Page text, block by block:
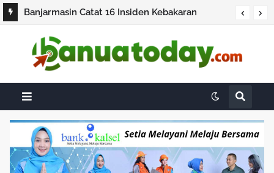
Banjarmasin Catat 16 Insiden Kebakaran
Pacu Pembangunan Jalan Lingkar
Kemacetan